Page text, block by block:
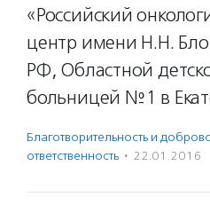
«Российский
центр имени Н.Н.
РФ, Областной
больницей №1 в
Благотвори­тель­ность и
ответственность · 22.01.2016